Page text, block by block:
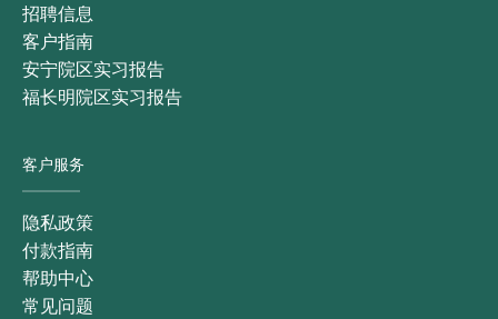
招聘信息
客户指南
安宁院区实习报告
福长明院区实习报告
客户服务
隐私政策
付款指南
帮助中心
常见问题